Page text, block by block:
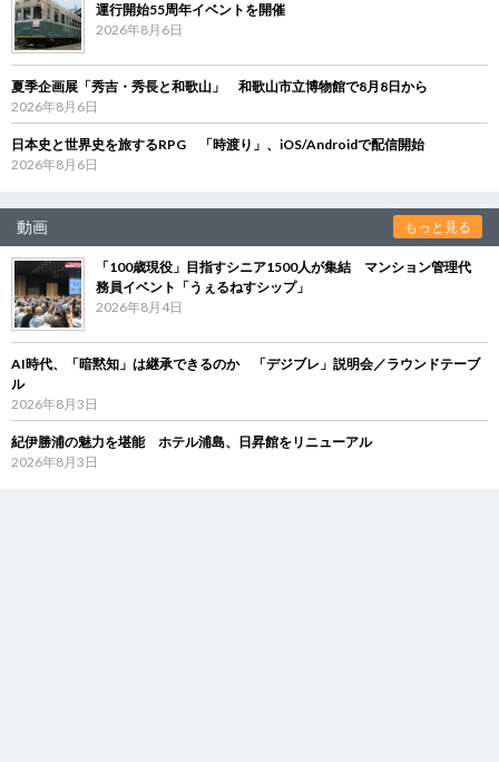
運行開始55周年イベントを開催
2026年8月6日
夏季企画展「秀吉・秀長と和歌山」 和歌山市立博物館で8月8日から
2026年8月6日
日本史と世界史を旅するRPG 「時渡り」、iOS/Androidで配信開始
2026年8月6日
動画 もっと見る
「100歳現役」目指すシニア1500人が集結 マンション管理代
務員イベント「うぇるねすシップ」
2026年8月4日
AI時代、「暗黙知」は継承できるのか 「デジブレ」説明会／ラウンドテーブ
ル
2026年8月3日
紀伊勝浦の魅力を堪能 ホテル浦島、日昇館をリニューアル
2026年8月3日